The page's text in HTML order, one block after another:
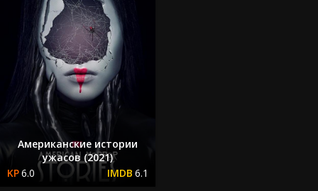
Американские истории
ужасов (2021)
6.0
6.1